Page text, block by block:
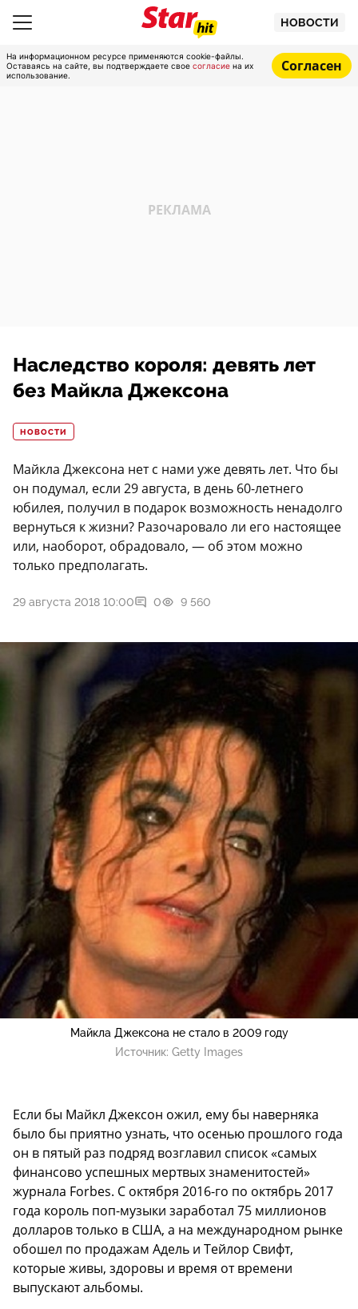
НОВОСТИ
На информационном ресурсе применяются cookie-файлы.
Оставаясь на сайте, вы подтверждаете свое согласие на их
использование.
Согласен
Наследство короля: девять лет
без Майкла Джексона
НОВОСТИ
Майкла Джексона нет с нами уже девять лет. Что бы
он подумал, если 29 августа, в день 60-летнего
юбилея, получил в подарок возможность ненадолго
вернуться к жизни? Разочаровало ли его настоящее
или, наоборот, обрадовало, — об этом можно
только предполагать.
29 августа 2018 10:00 0 9 560
Майкла Джексона не стало в 2009 году
Источник: Getty Images
Если бы Майкл Джексон ожил, ему бы наверняка
было бы приятно узнать, что осенью прошлого года
он в пятый раз подряд возглавил список «самых
финансово успешных мертвых знаменитостей»
журнала Forbes. С октября 2016-го по октябрь 2017
года король поп-музыки заработал 75 миллионов
долларов только в США, а на международном рынке
обошел по продажам Адель и Тейлор Свифт,
которые живы, здоровы и время от времени
выпускают альбомы.